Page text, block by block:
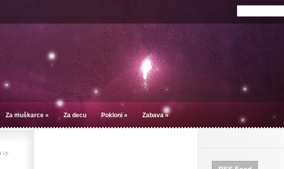
Za muškarce » Za decu Pokloni » Zabava»
су